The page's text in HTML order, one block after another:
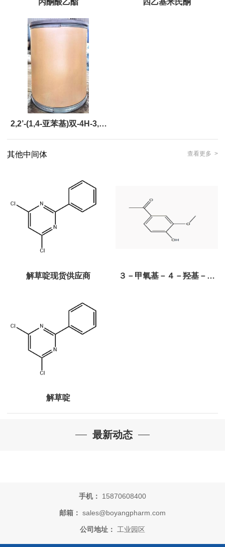
丙酮酸乙酯 四乙基米氏酮
2,2’-(1,4-亚苯基)双-4H-3,1-
其他中间体
查看更多 >
解草啶现货供应商 ３－甲氧基－４－羟基－苯
解草啶
最新动态
手机： 15870608400
邮箱： sales@boyangpharm.com
公司地址： 工业园区